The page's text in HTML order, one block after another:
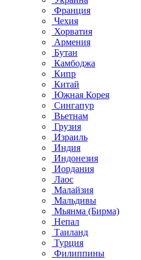
Франция
Чехия
Хорватия
Армения
Бутан
Камбоджа
Кипр
Китай
Южная Корея
Сингапур
Вьетнам
Грузия
Израиль
Индия
Индонезия
Иордания
Лаос
Малайзия
Мальдивы
Мьянма (Бирма)
Непал
Таиланд
Турция
Филиппины